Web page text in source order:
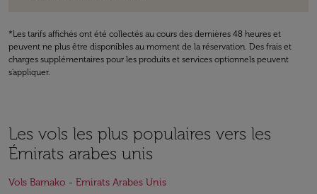
*Les tarifs affichés ont été collectés au cours des dernières 48 heures et
peuvent ne plus être disponibles au moment de la réservation. Des frais et
charges supplémentaires pour les produits et services optionnels peuvent
s'appliquer.
Les vols les plus populaires vers les
Émirats arabes unis
Vols Bamako - Emirats Arabes Unis